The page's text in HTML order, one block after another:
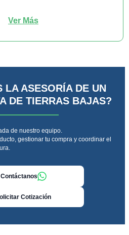
Ver Más
LA ASESORÍA DE UN
DE TIERRAS BAJAS?
de nuestro equipo.
gestionar tu compra y coordinar el
Contáctanos
Cotización